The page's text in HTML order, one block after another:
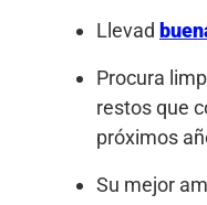
Llevad
Procura
restos que
próximos
Su mejor